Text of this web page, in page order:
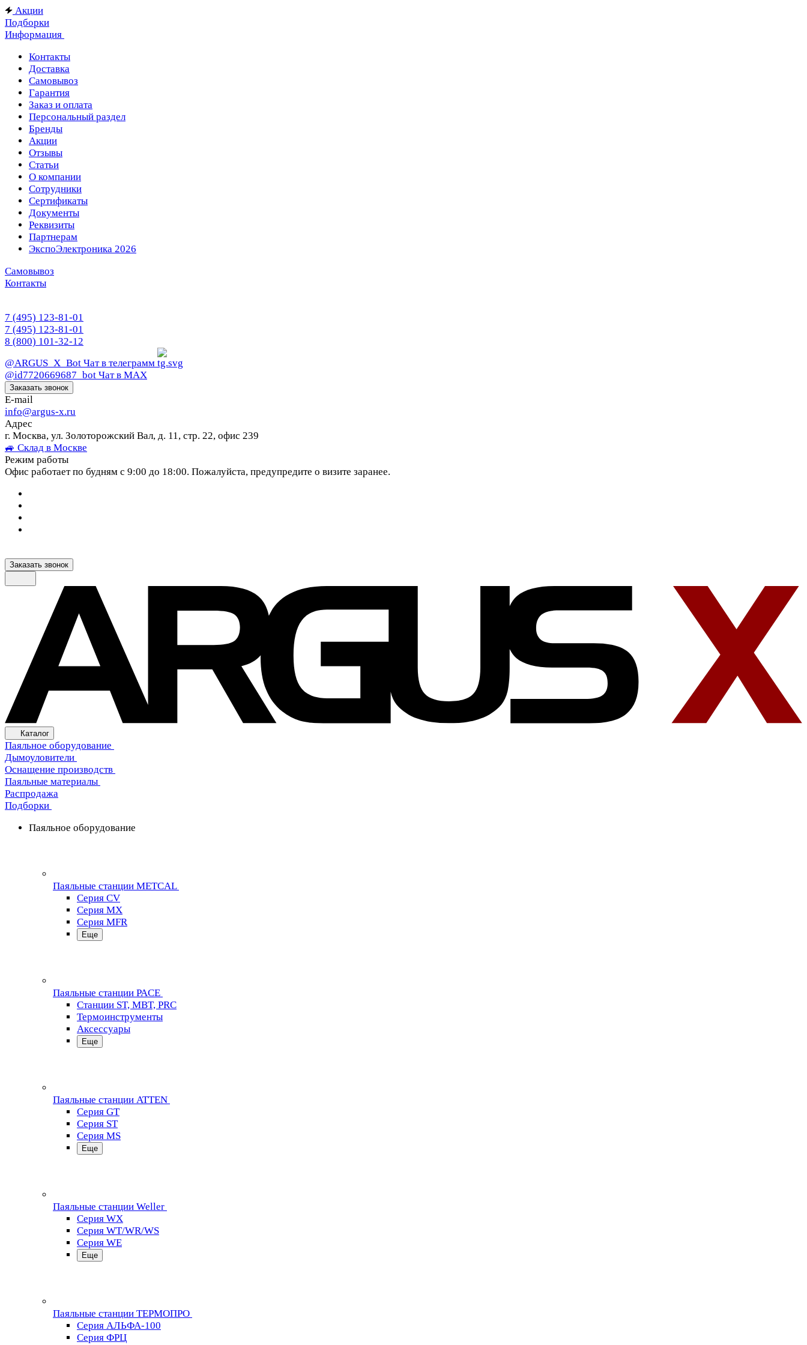
Акции
Подборки
Информация
Контакты
Доставка
Самовывоз
Гарантия
Заказ и оплата
Персональный раздел
Бренды
Акции
Отзывы
Статьи
О компании
Сотрудники
Сертификаты
Документы
Реквизиты
Партнерам
ЭкспоЭлектроника 2026
Самовывоз
Контакты
7 (495) 123-81-01
7 (495) 123-81-01
8 (800) 101-32-12
@ARGUS_X_Bot Чат в телеграмм
@id7720669687_bot Чат в МАХ
Заказать звонок
E-mail
info@argus-x.ru
Адрес
г. Москва, ул. Золоторожский Вал, д. 11, стр. 22, офис 239
🚙 Склад в Москве
Режим работы
Офис работает по будням с 9:00 до 18:00. Пожалуйста, предупредите о визите заранее.
Заказать звонок
Каталог
Паяльное оборудование
Дымоуловители
Оснащение производств
Паяльные материалы
Распродажа
Подборки
Паяльное оборудование
Паяльные станции METCAL
Серия CV
Серия MX
Серия MFR
Еще
Паяльные станции PACE
Станции ST, MBT, PRC
Термоинструменты
Аксессуары
Еще
Паяльные станции ATTEN
Серия GT
Серия ST
Серия MS
Еще
Паяльные станции Weller
Серия WX
Серия WT/WR/WS
Серия WE
Еще
Паяльные станции ТЕРМОПРО
Серия АЛЬФА-100
Серия ФРЦ